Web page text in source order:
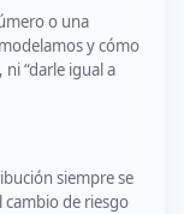
o una
y cómo
ni “darle igual a
siempre se
cambio de riesgo